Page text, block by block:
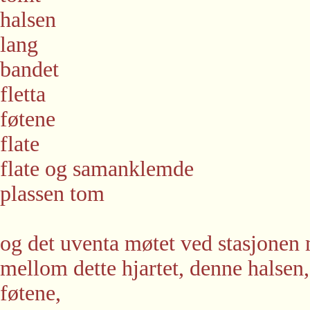
halsen
lang
bandet
fletta
føtene
flate
flate og samanklemde
plassen tom
og det uventa møtet ved
mellom dette hjartet, denne
føtene,